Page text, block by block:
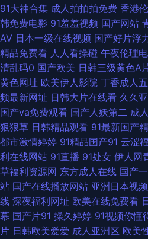
AV导航 欧美日韩卡1 五月天综合色色 91
航福利 午夜剧场韩国 97亚洲资源总站 国
诱惑 91综合在线视频 国产AV五码豆花
wwwAV网站址 狠狠撸网 人人摸97 伊人
91社区在线播放 东京热小视频 另类综合
区 欧美性交妹妹 亚洲乡村午夜剧场 日韩
人 天天爽天天弄 91社精品无码 国产看mv
www日日干 九九黄色片性爱 日本色图
91大神合集 成人拍拍拍免费 香港
韩免费电影 91羞羞视频 国产网站
AV 日本一级在线视频 国产好片浮
精品免费看 人人看操碰 午夜伦理
清乱码0 国产欧美 日韩三级黄色A
黄色网址 欧美伊人影院 丁香成人
频最新网址 日韩大片在线看 久久
国产va免费观看 国产人妖第二 成
狠狠草 日韩精品观看 91最新国产
都市激情婷婷 91精品国产91 云涩
利在线网站 91直播 91处女 伊人网
草福利资源网 东方成人在线 国产
站 国产在线播放网站 亚洲日本视频
线 深夜福利网址 欧美在线免费看
幕 国产片91 操久婷婷 91视频你懂
片 日韩欧美爱爱 成人亚洲区 欧美